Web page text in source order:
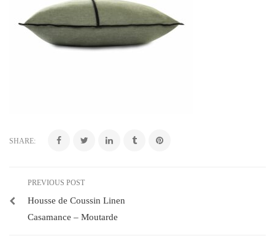
SHARE:
PREVIOUS POST
Housse de Coussin Linen
Casamance – Moutarde